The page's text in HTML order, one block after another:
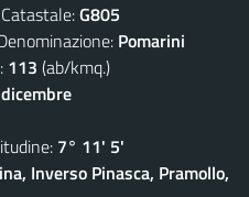
G805
Pomarini
113 (ab/kmq.)
7° 11' 5'
Inverso Pinasca, Pramollo,